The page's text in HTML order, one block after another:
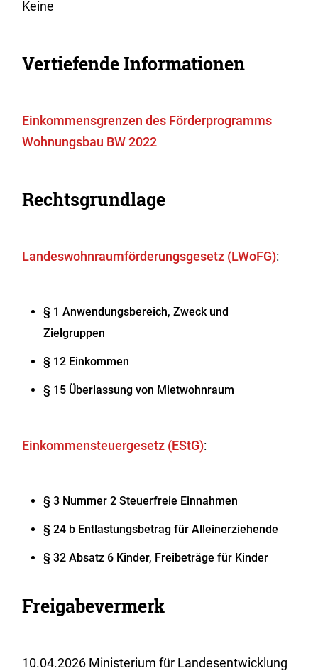
Keine
Vertiefende Informationen
Einkommensgrenzen des Förderprogramms
Wohnungsbau BW 2022
Rechtsgrundlage
Landeswohnraumförderungsgesetz (LWoFG):
§ 1Anwendungsbereich, Zweck und
Zielgruppen
§ 12 Einkommen
§ 15 Überlassung von Mietwohnraum
Einkommensteuergesetz (EStG):
§ 3 Nummer 2 Steuerfreie Einnahmen
§ 24 b Entlastungsbetrag für Alleinerziehende
§ 32 Absatz 6 Kinder, Freibeträge für Kinder
Freigabevermerk
10.04.2026 Ministerium für Landesentwicklung